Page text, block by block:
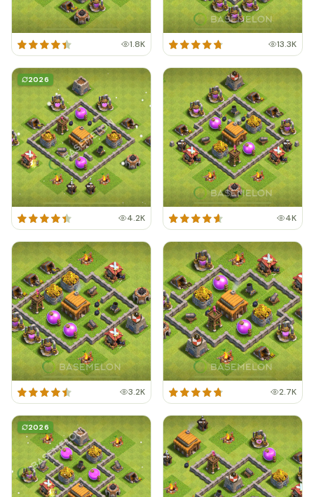
1.8K 13.3K
2026
4.2K 4K
3.2K 2.7K
2026